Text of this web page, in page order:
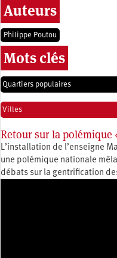
Auteurs
Philippe Poutou
Mots clés
Quartiers populaires
Villes
Retour sur la polémique
L’installation de l’enseigne
une polémique nationale
débats sur la gentrification